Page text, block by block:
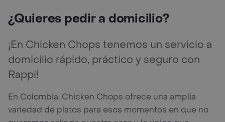
¿Quieres pedir a domicilio?
¡En Chicken Chops tenemos un servicio a
domicilio rápido, práctico y seguro con
Rappi!
En Colombia, Chicken Chops ofrece una amplia
variedad de platos para esos momentos en que no